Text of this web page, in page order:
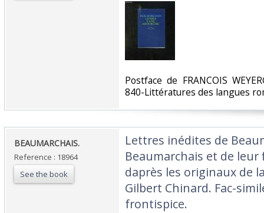
‎Postface de FRANCOIS
840-Littératures des langues
‎BEAUMARCHAIS.‎
Reference : 18964
See the book
‎Lettres inédites de
Beaumarchais et de
daprès les originaux de
Gilbert Chinard. Fac-
frontispice.‎